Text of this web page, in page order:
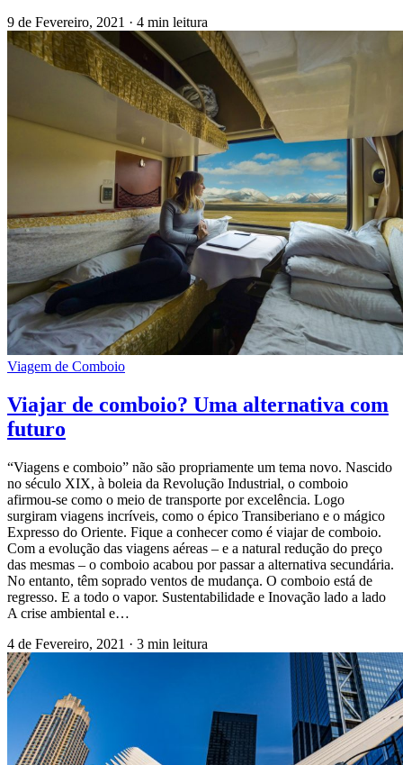
9 de Fevereiro, 2021 · 4 min leitura
Viagem de Comboio
Viajar de comboio? Uma alternativa com
futuro
“Viagens e comboio” não são propriamente um tema novo. Nascido
no século XIX, à boleia da Revolução Industrial, o comboio
afirmou-se como o meio de transporte por excelência. Logo
surgiram viagens incríveis, como o épico Transiberiano e o mágico
Expresso do Oriente. Fique a conhecer como é viajar de comboio.
Com a evolução das viagens aéreas – e a natural redução do preço
das mesmas – o comboio acabou por passar a alternativa secundária.
No entanto, têm soprado ventos de mudança. O comboio está de
regresso. E a todo o vapor. Sustentabilidade e Inovação lado a lado
A crise ambiental e…
4 de Fevereiro, 2021 · 3 min leitura